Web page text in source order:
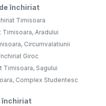
închiriat
Timisoara
Aradului
Circumvalatiunii
Giroc
Timisoara, Sagului
Complex Studentesc
închiriat